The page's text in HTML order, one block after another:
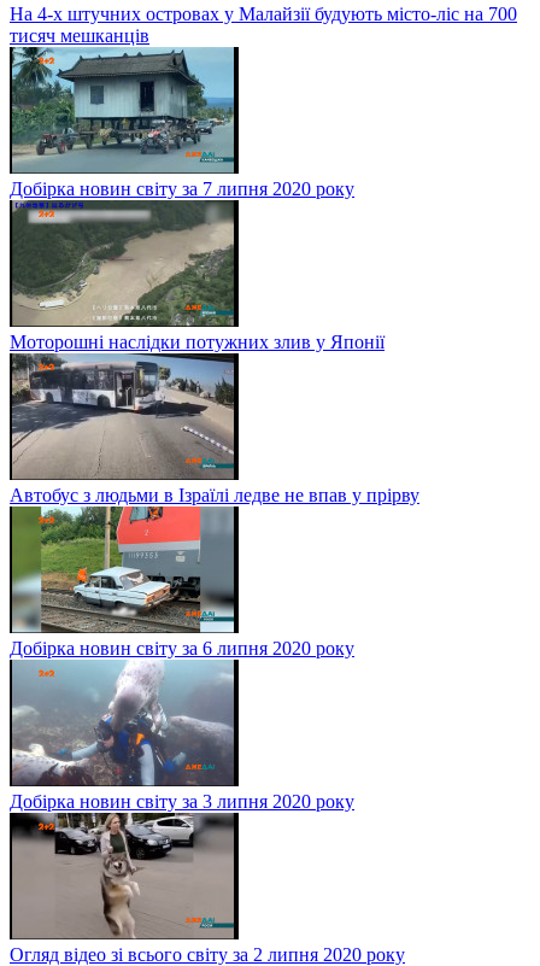
На 4-х штучних островах у Малайзії будують місто-ліс на 700
тисяч мешканців
Добірка новин світу за 7 липня 2020 року
Моторошні наслідки потужних злив у Японії
Автобус з людьми в Ізраїлі ледве не впав у прірву
Добірка новин світу за 6 липня 2020 року
Добірка новин світу за 3 липня 2020 року
Огляд відео зі всього світу за 2 липня 2020 року